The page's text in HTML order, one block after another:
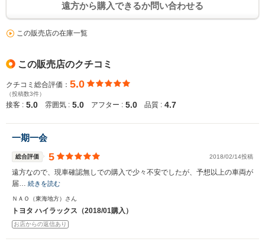
遠方から購入できるか問い合わせる
この販売店の在庫一覧
この販売店のクチコミ
クチコミ総合評価： 5.0
（投稿数3件）
接客 : 5.0 雰囲気 : 5.0 アフター : 5.0 品質 : 4.7
一期一会
総合評価 5 2018/02/14投稿
遠方なので、現車確認無しでの購入で少々不安でしたが、予想以上の車両が
届… 続きを読む
ＮＡＯ（東海地方）さん
トヨタ ハイラックス（2018/01購入）
お店からの返信あり